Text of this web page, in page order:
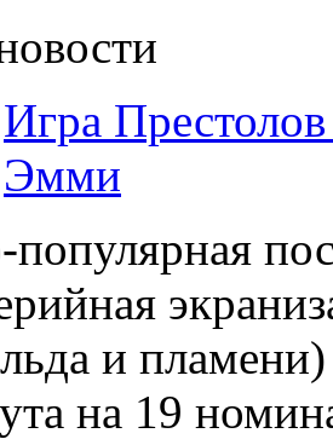
Игра
Эмми
и
на 19